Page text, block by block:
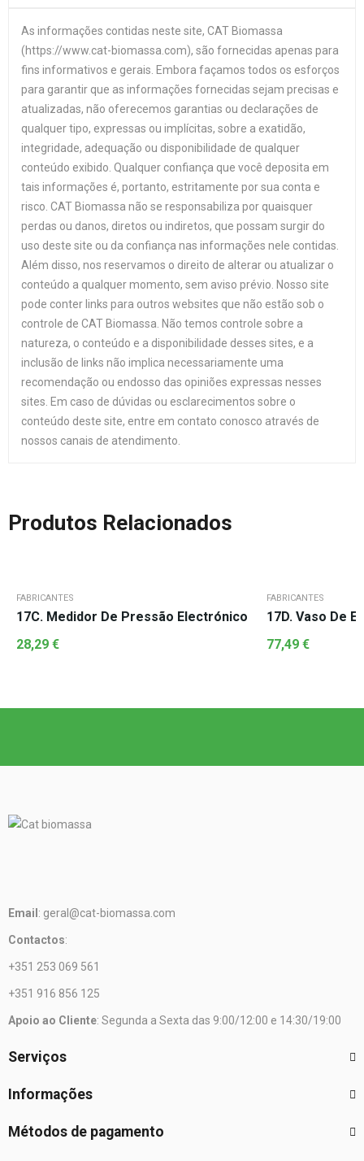
As informações contidas neste site, CAT Biomassa
(https://www.cat-biomassa.com), são fornecidas apenas para
fins informativos e gerais. Embora façamos todos os esforços
para garantir que as informações fornecidas sejam precisas e
atualizadas, não oferecemos garantias ou declarações de
qualquer tipo, expressas ou implícitas, sobre a exatidão,
integridade, adequação ou disponibilidade de qualquer
conteúdo exibido. Qualquer confiança que você deposita em
tais informações é, portanto, estritamente por sua conta e
risco. CAT Biomassa não se responsabiliza por quaisquer
perdas ou danos, diretos ou indiretos, que possam surgir do
uso deste site ou da confiança nas informações nele contidas.
Além disso, nos reservamos o direito de alterar ou atualizar o
conteúdo a qualquer momento, sem aviso prévio. Nosso site
pode conter links para outros websites que não estão sob o
controle de CAT Biomassa. Não temos controle sobre a
natureza, o conteúdo e a disponibilidade desses sites, e a
inclusão de links não implica necessariamente uma
recomendação ou endosso das opiniões expressas nesses
sites. Em caso de dúvidas ou esclarecimentos sobre o
conteúdo deste site, entre em contato conosco através de
nossos canais de atendimento.
Produtos Relacionados
FABRICANTES
17C. Medidor De Pressão Electrónico
28,29 €
FABRICANTES
17D. Vaso De
77,49 €
Email : geral@cat-biomassa.com
Contactos:
+351 253 069 561
+351 916 856 125
Apoio ao Cliente: Segunda a Sexta das 9:00/12:00 e 14:30/19:00
Serviços
Informações
Métodos de pagamento